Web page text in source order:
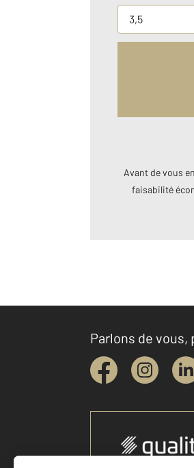
Avant de vous
faisabilité
Parlons de vous,